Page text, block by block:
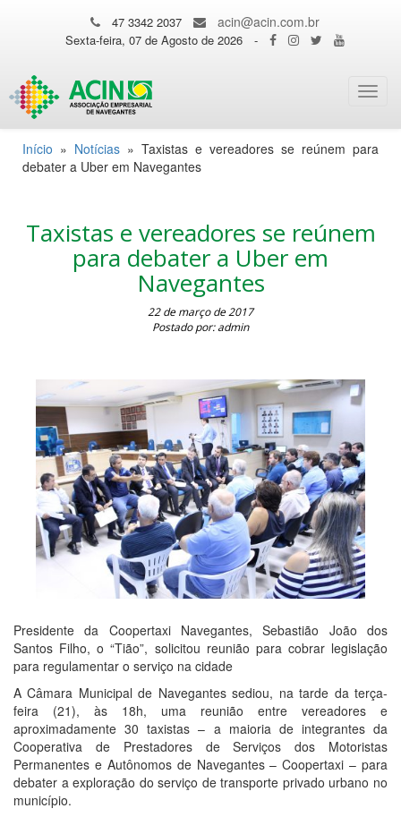
47 3342 2037 acin@acin.com.br
Sexta-feira, 07 de Agosto de 2026 -
Início » Notícias » Taxistas e vereadores se reúnem para
debater a Uber em Navegantes
Taxistas e vereadores se reúnem
para debater a Uber em
Navegantes
22 de março de 2017
Postado por: admin
Presidente da Coopertaxi Navegantes, Sebastião João dos
Santos Filho, o “Tião”, solicitou reunião para cobrar legislação
para regulamentar o serviço na cidade
A Câmara Municipal de Navegantes sediou, na tarde da terça-
feira (21), às 18h, uma reunião entre vereadores e
aproximadamente 30 taxistas – a maioria de integrantes da
Cooperativa de Prestadores de Serviços dos Motoristas
Permanentes e Autônomos de Navegantes – Coopertaxi – para
debater a exploração do serviço de transporte privado urbano no
município.